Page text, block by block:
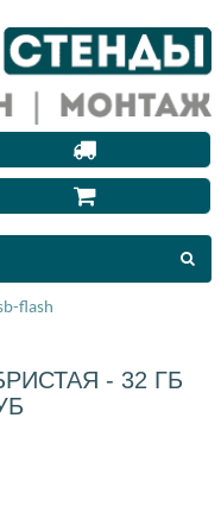
flash
- 32 ГБ